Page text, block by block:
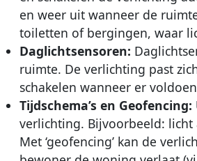
en weer uit wanneer de
toiletten of bergingen, waar
Daglichtsensoren:
ruimte. De verlichting past
schakelen wanneer er
Tijdschema’s en Geofencing:
verlichting. Bijvoorbeeld:
Met ‘geofencing’ kan de